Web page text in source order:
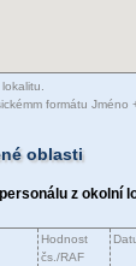
formátu
oblasti
z okolní
Hodnost
čs./RAF